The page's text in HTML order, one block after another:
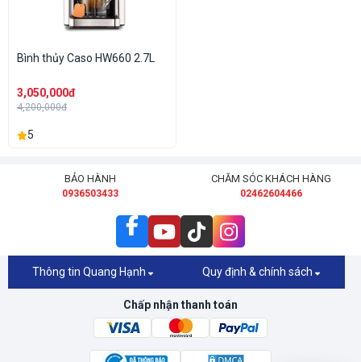
Bình thủy Caso HW660 2.7L
3,050,000đ
4,200,000đ
5
BẢO HÀNH
0936503433
CHĂM SÓC KHÁCH HÀNG
02462604466
Thông tin Quang Hạnh Quy định & chính sách
Chấp nhận thanh toán